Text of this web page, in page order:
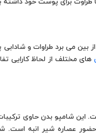
طراوت برای پوست خود داشته
می برد طراوات و
های مختلف از لحاظ کارایی
این شامپو بدن حاوی
عصاره شیر انبه است.